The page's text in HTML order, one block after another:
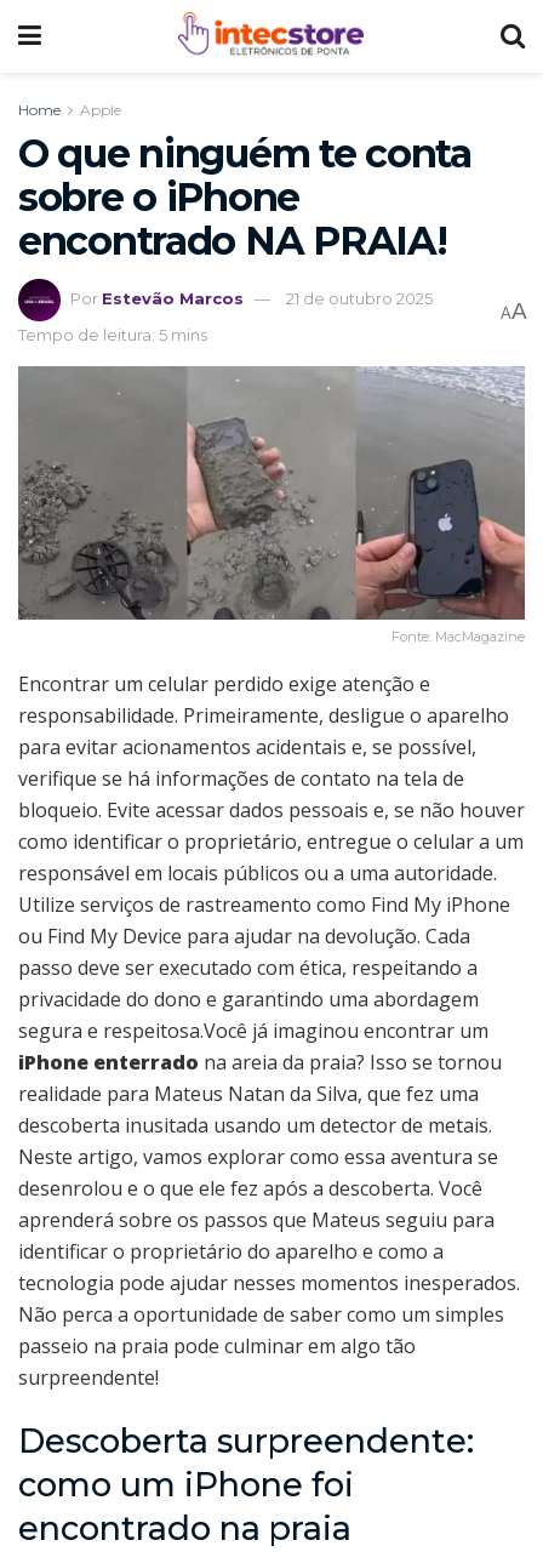
Home Apple
O que ninguém te conta
sobre o iPhone
encontrado NA PRAIA!
Por Estevão Marcos
21 de outubro 2025
Tempo de leitura: 5 mins
AA
Fonte: MacMagazine
Encontrar um celular perdido exige atenção e
responsabilidade. Primeiramente, desligue o aparelho
para evitar acionamentos acidentais e, se possível,
verifique se há informações de contato na tela de
bloqueio. Evite acessar dados pessoais e, se não houver
como identificar o proprietário, entregue o celular a um
responsável em locais públicos ou a uma autoridade.
Utilize serviços de rastreamento como Find My iPhone
ou Find My Device para ajudar na devolução. Cada
passo deve ser executado com ética, respeitando a
privacidade do dono e garantindo uma abordagem
segura e respeitosa.Você já imaginou encontrar um
iPhone enterrado na areia da praia? Isso se tornou
realidade para Mateus Natan da Silva, que fez uma
descoberta inusitada usando um detector de metais.
Neste artigo, vamos explorar como essa aventura se
desenrolou e o que ele fez após a descoberta. Você
aprenderá sobre os passos que Mateus seguiu para
identificar o proprietário do aparelho e como a
tecnologia pode ajudar nesses momentos inesperados.
Não perca a oportunidade de saber como um simples
passeio na praia pode culminar em algo tão
surpreendente!
Descoberta surpreendente:
como um iPhone foi
encontrado na praia